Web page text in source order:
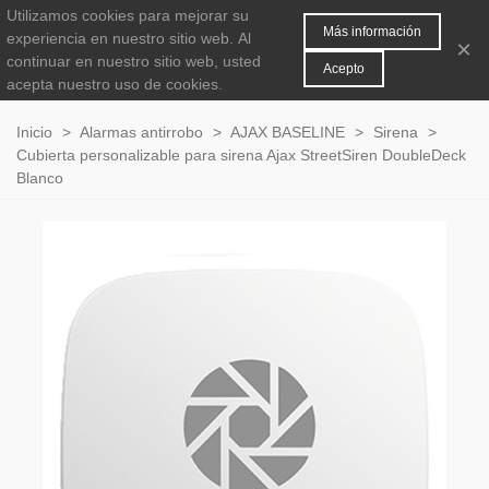
0
Inicio > Alarmas antirrobo > AJAX BASELINE > Sirena
>
Cubierta personalizable para sirena Ajax StreetSiren DoubleDeck
Blanco
Utilizamos cookies para mejorar su
experiencia en nuestro sitio web. Al
continuar en nuestro sitio web, usted
acepta nuestro uso de cookies.
Más información
Acepto
×